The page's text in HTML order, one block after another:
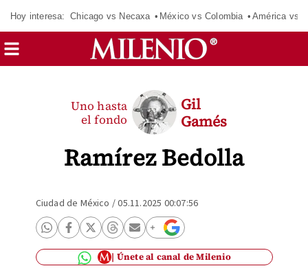
Hoy interesa: Chicago vs Necaxa México vs Colombia América vs
Ramírez Bedolla
Uno hasta
el fondo
Gil
Gamés
Ciudad de México /05.11.2025 00:07:56
Únete al canal de Milenio